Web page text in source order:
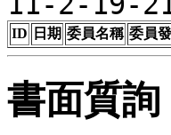
ID 日期 委員名稱 委員
書面質詢